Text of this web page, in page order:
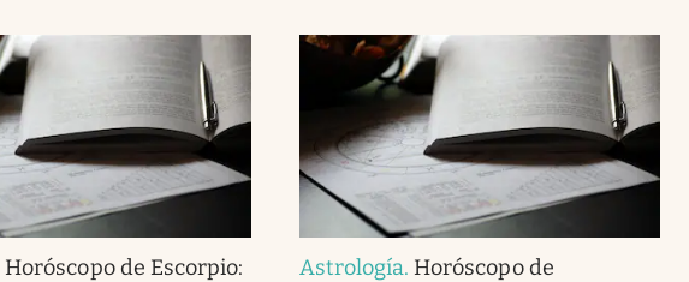
Horóscopo de Escorpio:
Astrología. Horóscopo de